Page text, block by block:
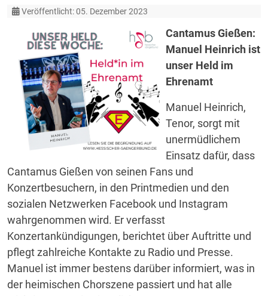
Details
Veröffentlicht: 05. Dezember 2023
Cantamus Gießen:
Manuel Heinrich ist
unser Held im
Ehrenamt
Manuel Heinrich,
Tenor, sorgt mit
unermüdlichem
Einsatz dafür, dass
Cantamus Gießen von seinen Fans und
Konzertbesuchern, in den Printmedien und den
sozialen Netzwerken Facebook und Instagram
wahrgenommen wird. Er verfasst
Konzertankündigungen, berichtet über Auftritte und
pflegt zahlreiche Kontakte zu Radio und Presse.
Manuel ist immer bestens darüber informiert, was in
der heimischen Chorszene passiert und hat alle